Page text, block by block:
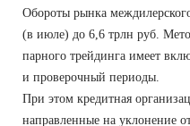
Обороты рынка
(в июле) до 6,6 трлн руб.
парного трейдинга имеет
и проверочный периоды.
При этом кредитная
направленные на уклонение